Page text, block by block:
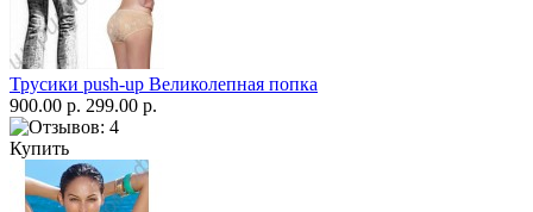
Трусики push-up Великолепная попка
900.00 р. 299.00 р.
Купить